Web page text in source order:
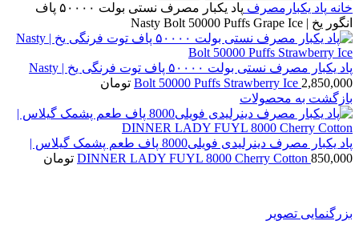
خانه پاد یکبارمصرف
پاد یکبار مصرف نستی بولت ۵۰۰۰۰ پاف
انگور یخ | Nasty Bolt 50000 Puffs Grape Ice
پاد یکبار مصرف نستی بولت ۵۰۰۰۰ پاف توت فرنگی یخ | Nasty
Bolt 50000 Puffs Strawberry Ice 2,850,000
تومان
بازگشت به محصولات
پاد یکبار مصرف دینرلیدی فویلی8000 پاف طعم پشمک گیلاس |
DINNER LADY FUYL 8000 Cherry Cotton 850,000 تومان
بزرگنمایی تصویر